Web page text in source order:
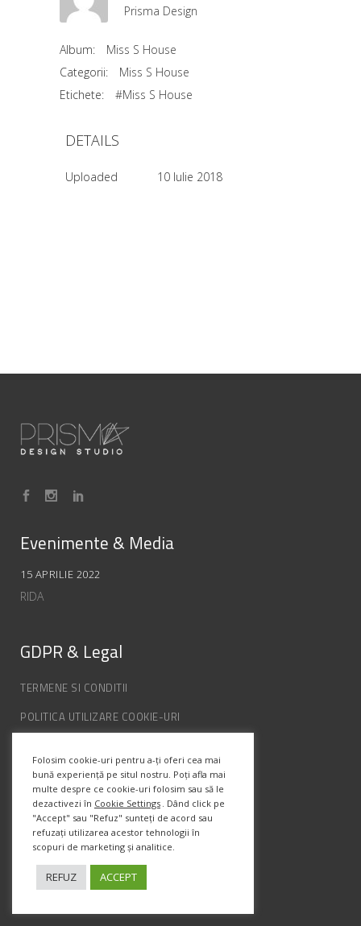
Prisma Design
Album:
Miss S House
Categorii:
Miss S House
Etichete:
#Miss S House
DETAILS
Uploaded 10 Iulie 2018
Evenimente & Media
15 APRILIE 2022
RIDA
GDPR & Legal
TERMENE SI CONDITII
POLITICA UTILIZARE COOKIE-URI
ANPC
Info Contact
Str. Semenic, Nr.1, Ap.5, Timisoara.
Telefon:(+4) 0747 066 701
Folosim cookie-uri pentru a-ți oferi cea mai
bună experiență pe situl nostru. Poți afla mai
multe despre ce cookie-uri folosim sau să le
dezactivezi în Cookie Settings . Dând click pe
"Accept" sau "Refuz" sunteți de acord sau
refuzați utilizarea acestor tehnologii în
scopuri de marketing și analitice.
REFUZ ACCEPT